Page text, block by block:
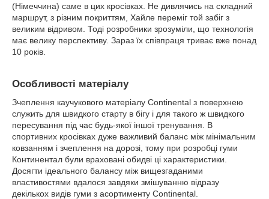
(Німеччина) саме в цих кросівках. Не дивлячись на складний
маршрут, з різним покриттям, Хайле переміг той забіг з
великим відривом. Тоді розробники зрозуміли, що технологія
має велику перспективу. Зараз їх співпраця триває вже понад
10 років.
Особливості матеріалу
Зчеплення каучукового матеріалу Continental з поверхнею
служить для швидкого старту в бігу і для такого ж швидкого
пересування під час будь-якої іншої тренування. В
спортивних кросівках дуже важливий баланс між мінімальним
ковзанням і зчеплення на дорозі, тому при розробці гуми
Континентал були враховані обидві ці характеристики.
Досягти ідеального балансу між вищезгаданими
властивостями вдалося завдяки змішуванню відразу
декількох видів гуми з асортименту Continental.